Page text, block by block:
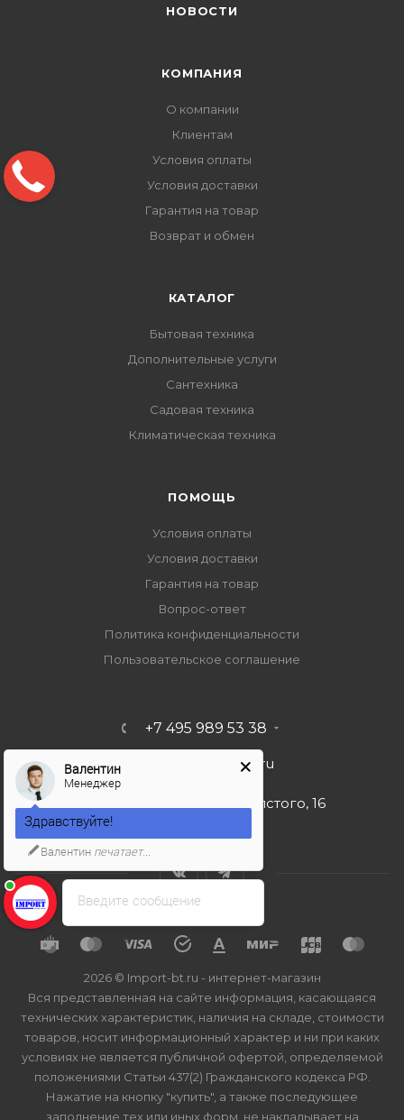
НОВОСТИ
КОМПАНИЯ
О компании
Клиентам
Условия оплаты
Условия доставки
Гарантия на товар
Возврат и обмен
КАТАЛОГ
Бытовая техника
Дополнительные услуги
Сантехника
Садовая техника
Климатическая техника
ПОМОЩЬ
Условия оплаты
Условия доставки
Гарантия на товар
Вопрос-ответ
Политика конфиденциальности
Пользовательское соглашение
+7 495 989 53 38
import-bt@bk.ru
г. Москва, ул. Льва Толстого, 16
2026 © Import-bt.ru - интернет-магазин
Вся представленная на сайте информация, касающаяся
технических характеристик, наличия на складе, стоимости
товаров, носит информационный характер и ни при каких
условиях не является публичной офертой, определяемой
положениями Статьи 437(2) Гражданского кодекса РФ.
Нажатие на кнопку "купить", а также последующее
заполнение тех или иных форм, не накладывает на
Введите сообщение
Валентин
Менеджер
Здравствуйте!
Валентин печатает...